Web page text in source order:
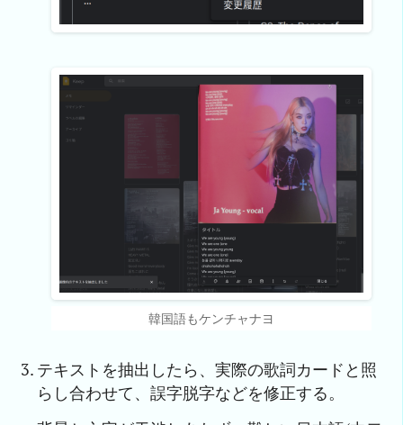
韓国語もケンチャナヨ
テキストを抽出したら、実際の歌詞カードと照
らし合わせて、誤字脱字などを修正する。